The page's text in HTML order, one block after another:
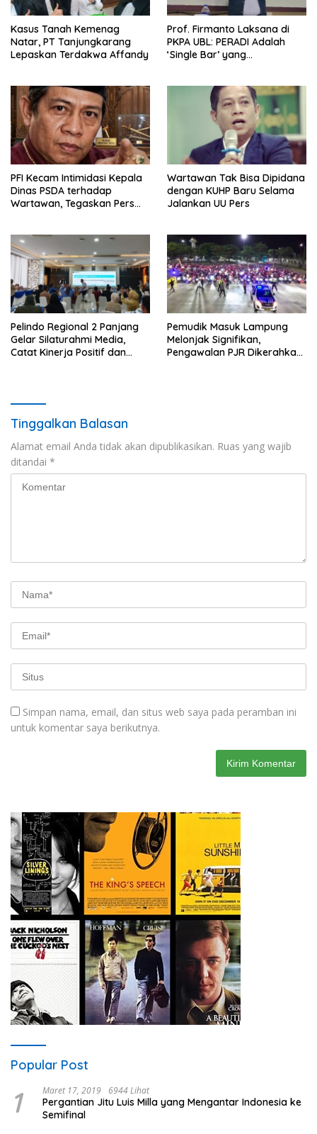
Kasus Tanah Kemenag
Natar, PT Tanjungkarang
Lepaskan Terdakwa Affandy
Prof. Firmanto Laksana di
PKPA UBL: PERADI Adalah
‘Single Bar’ yang
PFI Kecam Intimidasi Kepala
Dinas PSDA terhadap
Wartawan, Tegaskan Pers
Wartawan Tak Bisa Dipidana
dengan KUHP Baru Selama
Jalankan UU Pers
Pelindo Regional 2 Panjang
Gelar Silaturahmi Media,
Catat Kinerja Positif dan
Pemudik Masuk Lampung
Melonjak Signifikan,
Pengawalan PJR Dikerahkan,
Tinggalkan Balasan
Alamat email Anda tidak akan dipublikasikan. Ruas yang wajib
ditandai *
Simpan nama, email, dan situs web saya pada peramban ini
untuk komentar saya berikutnya.
Popular Post
1 Maret 17, 2019 6944 Lihat
Pergantian Jitu Luis Milla yang Mengantar Indonesia ke
Semifinal